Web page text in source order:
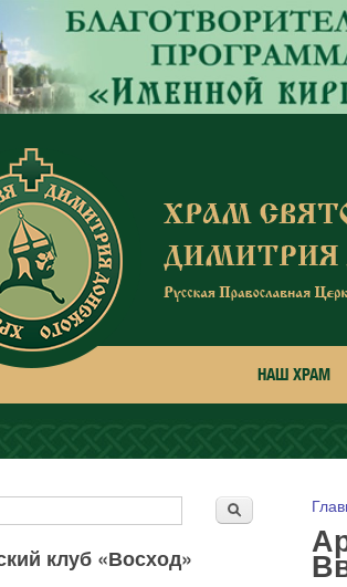
содержанию
НАШ ХРАМ
Вы
поиска
клуб «Восход»